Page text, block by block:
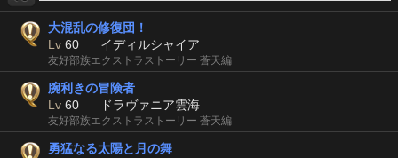
大混乱の修復団！
Lv 60 イディルシャイア
友好部族エクストラストーリー 蒼天編
腕利きの冒険者
Lv 60 ドラヴァニア雲海
友好部族エクストラストーリー 蒼天編
勇猛なる太陽と月の舞